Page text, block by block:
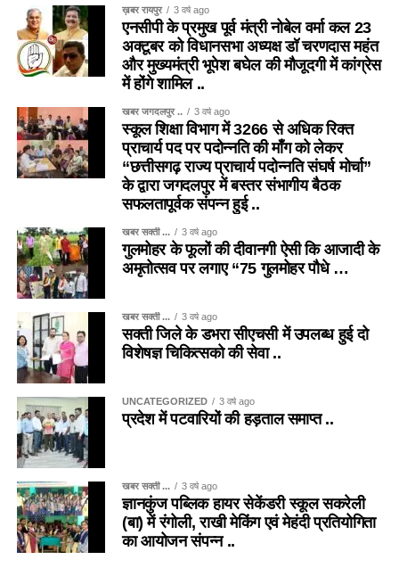
ख़बर रायपुर 3 वर्ष ago
एनसीपी के प्रमुख पूर्व मंत्री नोबेल वर्मा कल 23
अक्टूबर को विधानसभा अध्यक्ष डॉ चरणदास महंत
और मुख्यमंत्री भूपेश बघेल की मौजूदगी में कांग्रेस
में होंगे शामिल ..
खबर जगदलपुर .. 3 वर्ष ago
स्कूल शिक्षा विभाग में 3266 से अधिक रिक्त
प्राचार्य पद पर पदोन्नति की माँग को लेकर
“छत्तीसगढ़ राज्य प्राचार्य पदोन्नति संघर्ष मोर्चा”
के द्वारा जगदलपुर में बस्तर संभागीय बैठक
सफलतापूर्वक संपन्न हुई ..
खबर सक्ती ... 3 वर्ष ago
गुलमोहर के फूलों की दीवानगी ऐसी कि आजादी के
अमृतोत्सव पर लगाए “75 गुलमोहर पौधे …
खबर सक्ती ... 3 वर्ष ago
सक्ती जिले के डभरा सीएचसी में उपलब्ध हुई दो
विशेषज्ञ चिकित्सको की सेवा ..
UNCATEGORIZED 3 वर्ष ago
प्रदेश में पटवारियों की हड़ताल समाप्त ..
खबर सक्ती ... 3 वर्ष ago
ज्ञानकुंज पब्लिक हायर सेकेंडरी स्कूल सकरेली
(बा) में रंगोली, राखी मेकिंग एवं मेहंदी प्रतियोगिता
का आयोजन संपन्न ..